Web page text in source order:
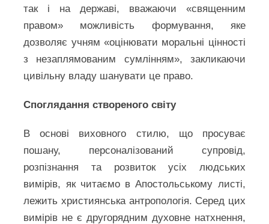
так і на державі, вважаючи «священним
правом» можливість формування, яке
дозволяє учням «оцінювати моральні цінності
з незаплямованим сумлінням», закликаючи
цивільну владу шанувати це право.
Споглядання створеного світу
В основі виховного стилю, що просуває
пошану, персоналізований супровід,
розпізнання та розвиток усіх людських
вимірів, як читаємо в Апостольському листі,
лежить християнська антропологія. Серед цих
вимірів не є другорядним духовне натхнення,